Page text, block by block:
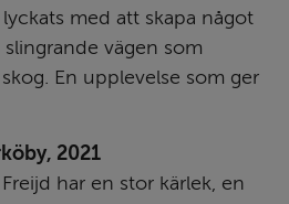
med att skapa något
vägen som
En upplevelse som ger
2021
har en stor kärlek, en